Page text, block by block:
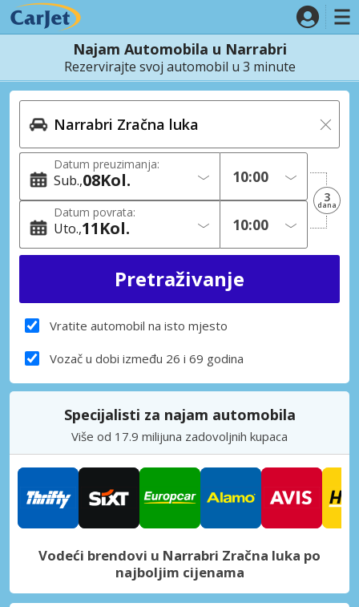
Najam Automobila u Narrabri
Rezervirajte svoj automobil u 3 minute
Datum preuzimanja:
Sub. 08Kol.
Datum povrata:
Uto. 11Kol.
3
dana
Vratite automobil na isto mjesto
Vozač u dobi između 26 i 69 godina
Specijalisti za najam automobila
Više od 17.9 milijuna zadovoljnih kupaca
Vodeći brendovi u Narrabri Zračna luka po
najboljim cijenama